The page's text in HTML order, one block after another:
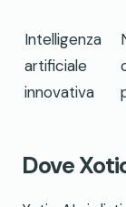
Intelligenza
artificiale
innovativa
Dove